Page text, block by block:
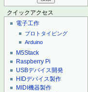
クイックアクセス
電子工作
プロトタイピング
Arduino
M5Stack
Raspberry Pi
USBデバイス開発
HIDデバイス製作
MIDI機器製作